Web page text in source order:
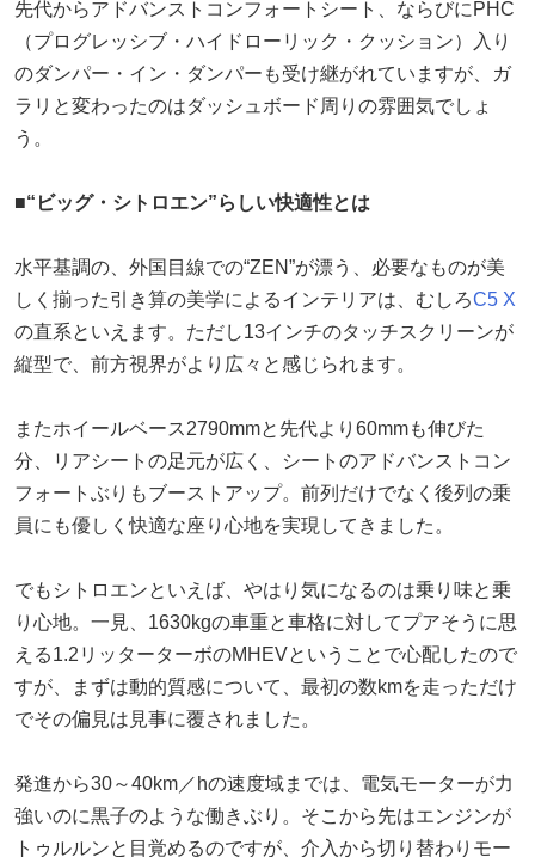
先代からアドバンストコンフォートシート、ならびにPHC
（プログレッシブ・ハイドローリック・クッション）入り
のダンパー・イン・ダンパーも受け継がれていますが、ガ
ラリと変わったのはダッシュボード周りの雰囲気でしょ
う。
■“ビッグ・シトロエン”らしい快適性とは
水平基調の、外国目線での“ZEN”が漂う、必要なものが美
しく揃った引き算の美学によるインテリアは、むしろC5 X
の直系といえます。ただし13インチのタッチスクリーンが
縦型で、前方視界がより広々と感じられます。
またホイールベース2790mmと先代より60mmも伸びた
分、リアシートの足元が広く、シートのアドバンストコン
フォートぶりもブーストアップ。前列だけでなく後列の乗
員にも優しく快適な座り心地を実現してきました。
でもシトロエンといえば、やはり気になるのは乗り味と乗
り心地。一見、1630kgの車重と車格に対してプアそうに思
える1.2リッターターボのMHEVということで心配したので
すが、まずは動的質感について、最初の数kmを走っただけ
でその偏見は見事に覆されました。
発進から30～40km／hの速度域までは、電気モーターが力
強いのに黒子のような働きぶり。そこから先はエンジンが
トゥルルンと目覚めるのですが、介入から切り替わりモー